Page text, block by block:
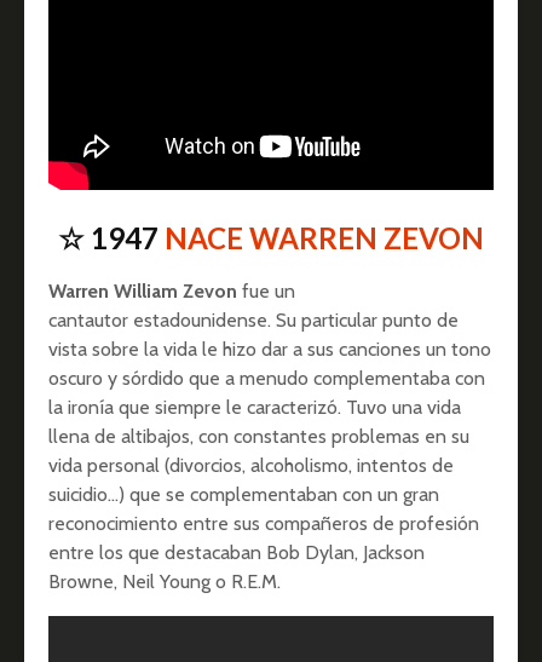
☆ 1947 NACE WARREN ZEVON
Warren William Zevon fue un
cantautor estadounidense. Su particular punto de
vista sobre la vida le hizo dar a sus canciones un tono
oscuro y sórdido que a menudo complementaba con
la ironía que siempre le caracterizó. Tuvo una vida
llena de altibajos, con constantes problemas en su
vida personal (divorcios, alcoholismo, intentos de
suicidio…) que se complementaban con un gran
reconocimiento entre sus compañeros de profesión
entre los que destacaban Bob Dylan, Jackson
Browne, Neil Young o R.E.M.